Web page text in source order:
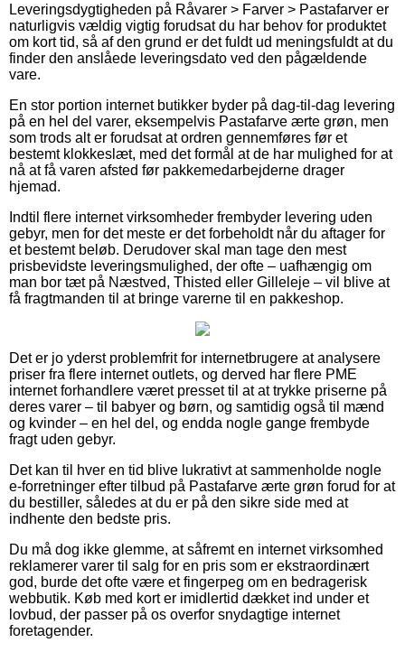
Leveringsdygtigheden på Råvarer > Farver > Pastafarver er
naturligvis vældig vigtig forudsat du har behov for produktet
om kort tid, så af den grund er det fuldt ud meningsfuldt at du
finder den anslåede leveringsdato ved den pågældende
vare.
En stor portion internet butikker byder på dag-til-dag levering
på en hel del varer, eksempelvis Pastafarve ærte grøn, men
som trods alt er forudsat at ordren gennemføres før et
bestemt klokkeslæt, med det formål at de har mulighed for at
nå at få varen afsted før pakkemedarbejderne drager
hjemad.
Indtil flere internet virksomheder frembyder levering uden
gebyr, men for det meste er det forbeholdt når du aftager for
et bestemt beløb. Derudover skal man tage den mest
prisbevidste leveringsmulighed, der ofte – uafhængig om
man bor tæt på Næstved, Thisted eller Gilleleje – vil blive at
få fragtmanden til at bringe varerne til en pakkeshop.
Det er jo yderst problemfrit for internetbrugere at analysere
priser fra flere internet outlets, og derved har flere PME
internet forhandlere været presset til at at trykke priserne på
deres varer – til babyer og børn, og samtidig også til mænd
og kvinder – en hel del, og endda nogle gange frembyde
fragt uden gebyr.
Det kan til hver en tid blive lukrativt at sammenholde nogle
e-forretninger efter tilbud på Pastafarve ærte grøn forud for at
du bestiller, således at du er på den sikre side med at
indhente den bedste pris.
Du må dog ikke glemme, at såfremt en internet virksomhed
reklamerer varer til salg for en pris som er ekstraordinært
god, burde det ofte være et fingerpeg om en bedragerisk
webbutik. Køb med kort er imidlertid dækket ind under et
lovbud, der passer på os overfor snydagtige internet
foretagender.